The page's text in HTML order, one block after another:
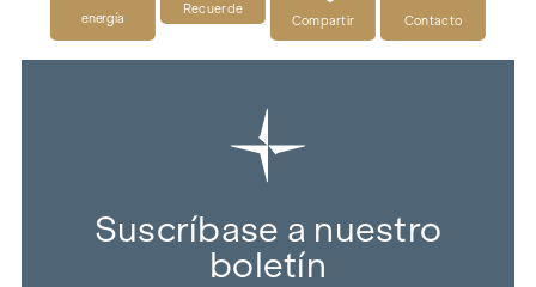
energía
Recuerde
Compartir
Contacto
Suscríbase a nuestro
boletín